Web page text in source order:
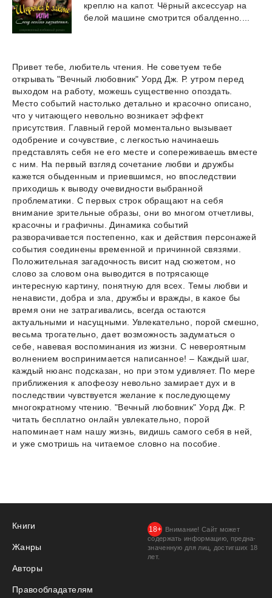
креплю на капот. Чёрный аксессуар на
белой машине смотрится обалденно....
Привет тебе, любитель чтения. Не советуем тебе
открывать "Вечный любовник" Уорд Дж. Р. утром перед
выходом на работу, можешь существенно опоздать.
Место событий настолько детально и красочно описано,
что у читающего невольно возникает эффект
присутствия. Главный герой моментально вызывает
одобрение и сочувствие, с легкостью начинаешь
представлять себя не его месте и сопереживаешь вместе
с ним. На первый взгляд сочетание любви и дружбы
кажется обыденным и приевшимся, но впоследствии
приходишь к выводу очевидности выбранной
проблематики. С первых строк обращают на себя
внимание зрительные образы, они во многом отчетливы,
красочны и графичны. Динамика событий
разворачивается постепенно, как и действия персонажей
события соединены временной и причинной связями.
Положительная загадочность висит над сюжетом, но
слово за словом она выводится в потрясающе
интересную картину, понятную для всех. Темы любви и
ненависти, добра и зла, дружбы и вражды, в какое бы
время они не затрагивались, всегда остаются
актуальными и насущными. Увлекательно, порой смешно,
весьма трогательно, дает возможность задуматься о
себе, навевая воспоминания из жизни. С невероятным
волнением воспринимается написанное! – Каждый шаг,
каждый нюанс подсказан, но при этом удивляет. По мере
приближения к апофеозу невольно замирает дух и в
последствии чувствуется желание к последующему
многократному чтению. "Вечный любовник" Уорд Дж. Р.
читать бесплатно онлайн увлекательно, порой
напоминает нам нашу жизнь, видишь самого себя в ней,
и уже смотришь на читаемое словно на пособие.
Книги
Жанры
Авторы
Правообладателям
Внимание! Сайт может
содержать информацию, предна­
значенную для лиц, дости­гших 18
лет.